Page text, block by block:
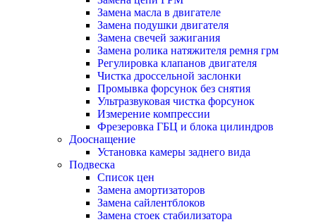
Замена масла в двигателе
Замена подушки двигателя
Замена свечей зажигания
Замена ролика натяжителя ремня грм
Регулировка клапанов двигателя
Чистка дроссельной заслонки
Промывка форсунок без снятия
Ультразвуковая чистка форсунок
Измерение компрессии
Фрезеровка ГБЦ и блока цилиндров
Дооснащение
Установка камеры заднего вида
Подвеска
Список цен
Замена амортизаторов
Замена сайлентблоков
Замена стоек стабилизатора